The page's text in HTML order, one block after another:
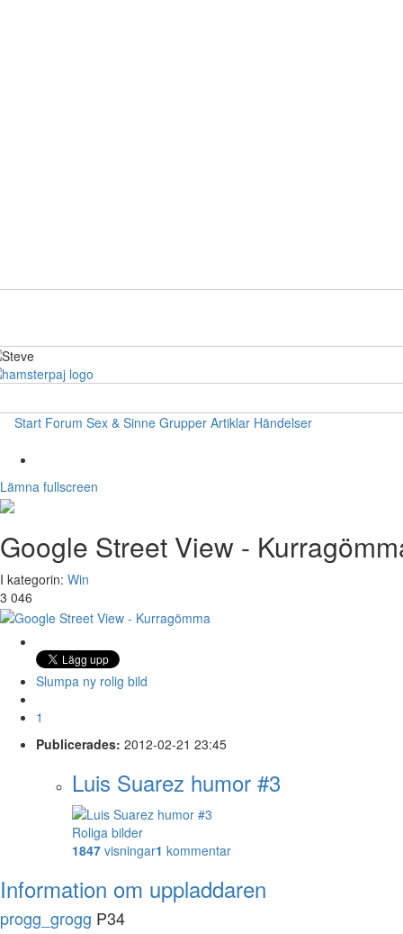
Start Forum Sex & Sinne Grupper Artiklar Händelser
Lämna fullscreen
Google Street View -
I kategorin: Win
3 046
Slumpa ny rolig bild
1
Publicerades: 2012-02-21 23:45
Luis Suarez humor #3
Roliga bilder
1847 visningar1 kommentar
Information om uppladdaren
progg_grogg P34